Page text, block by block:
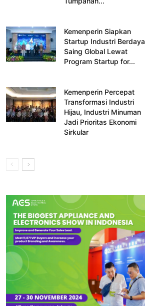
Kemenperin Siapkan
Startup Industri Berdaya
Saing Global Lewat
Program Startup for...
Kemenperin Percepat
Transformasi Industri
Hijau, Industri Minuman
Jadi Prioritas Ekonomi
Sirkular